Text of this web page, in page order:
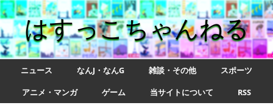
はすっこちゃんねる
ニュース なんJ・なんG 雑談・その他
スポーツ
アニメ・マンガ
ゲーム 当サイトについて RSS